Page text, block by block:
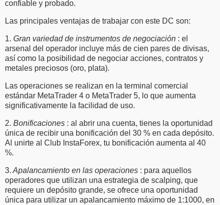
confiable y probado.
Las principales ventajas de trabajar con este DC son:
1. Gran variedad de instrumentos de negociación : el
arsenal del operador incluye más de cien pares de divisas,
así como la posibilidad de negociar acciones, contratos y
metales preciosos (oro, plata).
Las operaciones se realizan en la terminal comercial
estándar MetaTrader 4 o MetaTrader 5, lo que aumenta
significativamente la facilidad de uso.
2. Bonificaciones : al abrir una cuenta, tienes la oportunidad
única de recibir una bonificación del 30 % en cada depósito.
Al unirte al Club InstaForex, tu bonificación aumenta al 40
%.
3. Apalancamiento en las operaciones : para aquellos
operadores que utilizan una estrategia de scalping, que
requiere un depósito grande, se ofrece una oportunidad
única para utilizar un apalancamiento máximo de 1:1000, en